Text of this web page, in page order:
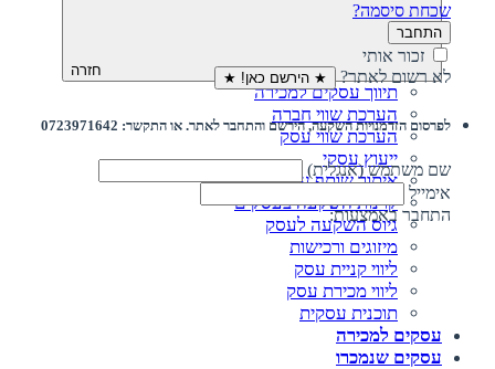
שכחת סיסמה?
התחבר
זכור אותי
לא רשום לאתר? ★ הירשם כאן! ★
לפרסום הזדמנויות השקעה, הירשם והתחבר לאתר. או התקשר: 0723971642
שם משתמש (אנגלית)
אימייל
התחבר באמצעות:
חזרה
תיווך עסקים למכירה
הערכת שווי חברה
הערכת שווי עסק
ייעוץ עסקי
איתור שותף עסקי
קרנות השקעה בעסקים
גיוס השקעה לעסק‎‎
מיזוגים ורכישות
ליווי קניית עסק
ליווי מכירת עסק
תוכנית עסקית
עסקים למכירה
עסקים שנמכרו